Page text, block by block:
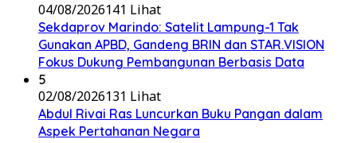
04/08/2026141 Lihat
Sekdaprov Marindo: Satelit Lampung-1 Tak
Gunakan APBD, Gandeng BRIN dan STAR.VISION
Fokus Dukung Pembangunan Berbasis Data
5
02/08/2026131 Lihat
Abdul Rivai Ras Luncurkan Buku Pangan dalam
Aspek Pertahanan Negara